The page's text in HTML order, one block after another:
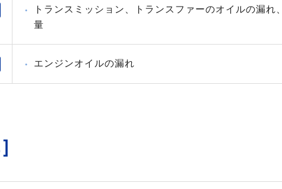
トランスミッション、トランスファーのオイルの漏れ、
量
エンジンオイルの漏れ